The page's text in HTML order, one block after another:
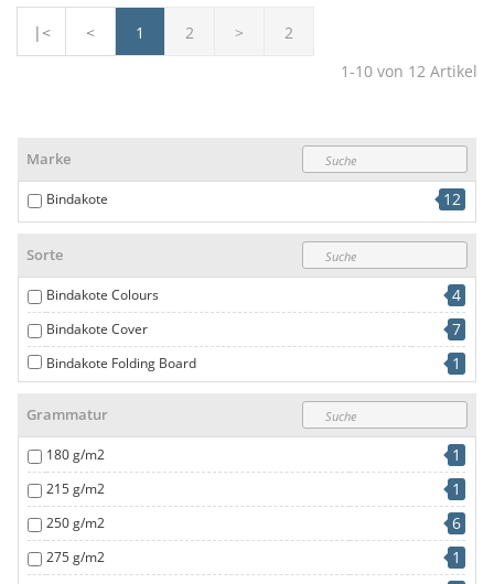
|< < 1 2 >
2
1-10 von 12 Artikel
Marke
Bindakote 12
Sorte
Bindakote Colours 4
Bindakote Cover 7
Bindakote Folding Board 1
Grammatur
180 g/m2 1
215 g/m2 1
250 g/m2 6
275 g/m2 1